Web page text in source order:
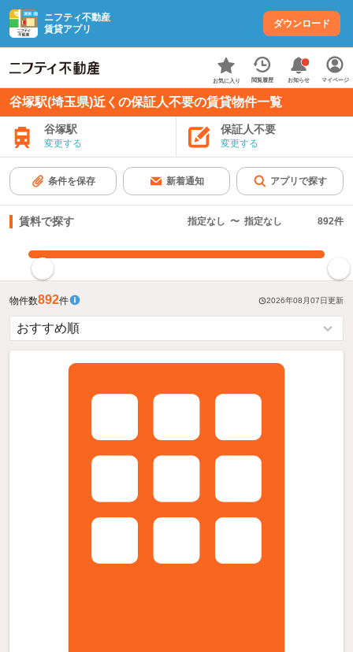
ニフティ不動産
賃貸アプリ
ダウンロード
お気に入り 閲覧履歴 お知らせ マイページ
谷塚駅(埼玉県)近くの保証人不要の賃貸物件一覧
谷塚駅
変更する
保証人不要
変更する
条件を保存 新着通知 アプリで探す
賃料で探す 指定なし 〜 指定なし 892件
物件数892件 2026年08月07日更新